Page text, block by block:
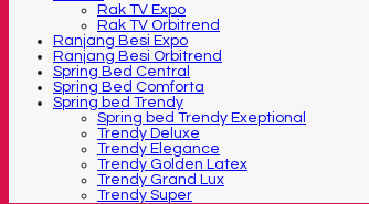
Rak TV Expo
Rak TV Orbitrend
Ranjang Besi Expo
Ranjang Besi Orbitrend
Spring Bed Central
Spring Bed Comforta
Spring bed Trendy
Spring bed Trendy Exeptional
Trendy Deluxe
Trendy Elegance
Trendy Golden Latex
Trendy Grand Lux
Trendy Super